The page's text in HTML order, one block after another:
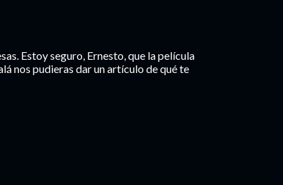
Estoy seguro, Ernesto, que la película
nos pudieras dar un artículo de qué te